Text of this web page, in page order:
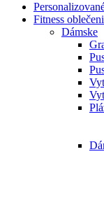
Fitness
Dámske